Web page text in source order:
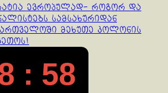
ევროპულად- როგორ და
სამსახურიდან
მეხუთე კოლონის
: 58